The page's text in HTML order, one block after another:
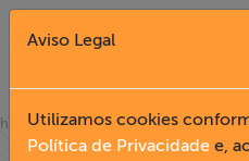
Fechar X
home»notícias
Aviso Legal
Utilizamos cookies
Política de Privacidade e,